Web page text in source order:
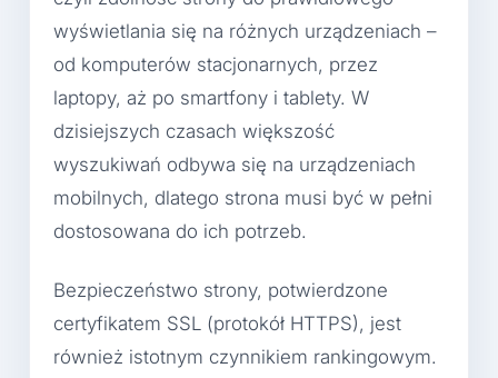
wyświetlania się na różnych urządzeniach –
od komputerów stacjonarnych, przez
laptopy, aż po smartfony i tablety. W
dzisiejszych czasach większość
wyszukiwań odbywa się na urządzeniach
mobilnych, dlatego strona musi być w pełni
dostosowana do ich potrzeb.
Bezpieczeństwo strony, potwierdzone
certyfikatem SSL (protokół HTTPS), jest
również istotnym czynnikiem rankingowym.